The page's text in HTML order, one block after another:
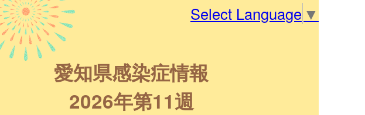
Select Language ▼
愛知県感染症情報
2026年第11週